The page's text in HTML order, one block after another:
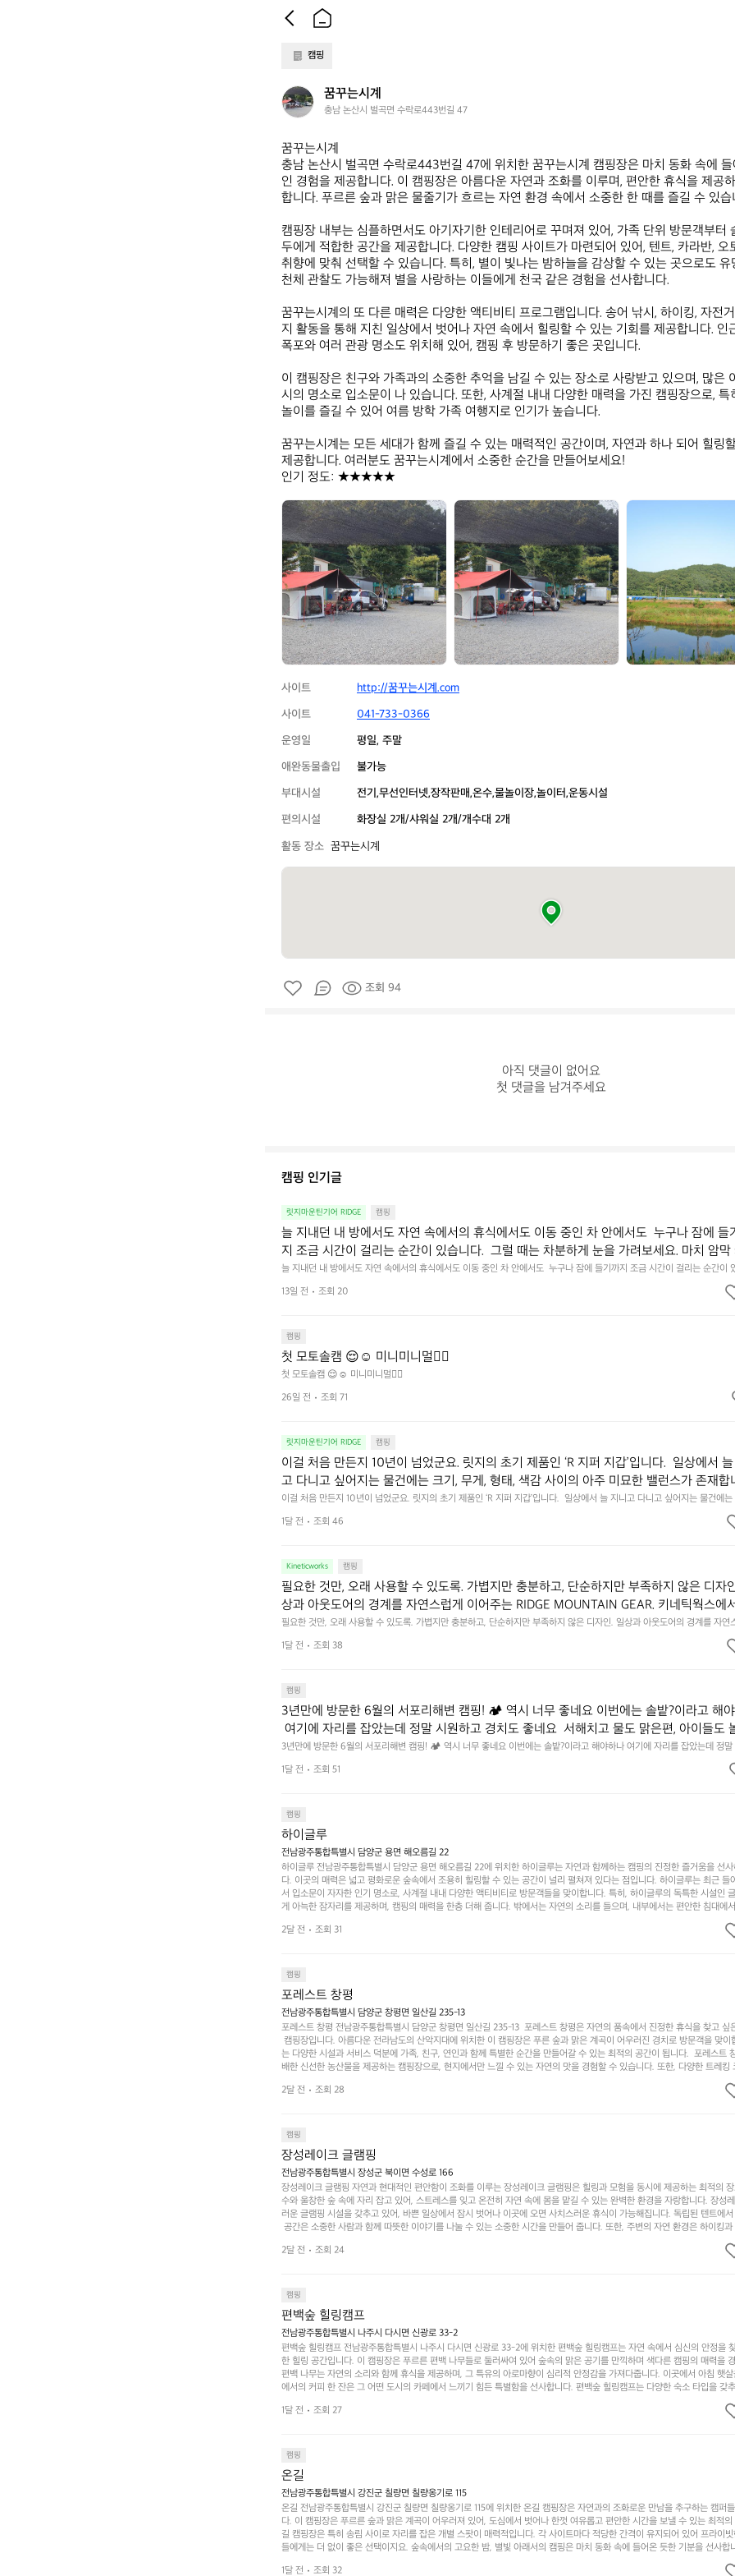
캠핑
꿈
꾸
시
계
꿈꾸는시계
충남 논산시 벌곡면 수락로443번길 47
꿈꾸는시계
충남 논산시 벌곡면 수락로443번길 47에 위치한 꿈꾸는시계 캠핑장은 마치 동화 속에
인 경험을 제공합니다. 이 캠핑장은 아름다운 자연과 조화를 이루며, 편안한 휴식을 제공
합니다. 푸르른 숲과 맑은 물줄기가 흐르는 자연 환경 속에서 소중한 한 때를 즐길 수 있
캠핑장 내부는 심플하면서도 아기자기한 인테리어로 꾸며져 있어, 가족 단위 방문객부터
두에게 적합한 공간을 제공합니다. 다양한 캠핑 사이트가 마련되어 있어, 텐트, 카라반, 오
취향에 맞춰 선택할 수 있습니다. 특히, 별이 빛나는 밤하늘을 감상할 수 있는 곳으로도
천체 관찰도 가능해져 별을 사랑하는 이들에게 천국 같은 경험을 선사합니다.
꿈꾸는시계의 또 다른 매력은 다양한 액티비티 프로그램입니다. 송어 낚시, 하이킹, 자전
지 활동을 통해 지친 일상에서 벗어나 자연 속에서 힐링할 수 있는 기회를 제공합니다. 인
폭포와 여러 관광 명소도 위치해 있어, 캠핑 후 방문하기 좋은 곳입니다.
이 캠핑장은 친구와 가족과의 소중한 추억을 남길 수 있는 장소로 사랑받고 있으며, 많은
시의 명소로 입소문이 나 있습니다. 또한, 사계절 내내 다양한 매력을 가진 캠핑장으로, 특
놀이를 즐길 수 있어 여름 방학 가족 여행지로 인기가 높습니다.
꿈꾸는시계는 모든 세대가 함께 즐길 수 있는 매력적인 공간이며, 자연과 하나 되어 힐링
제공합니다. 여러분도 꿈꾸는시계에서 소중한 순간을 만들어보세요!
인기 정도: ★★★★★
꿈
는
시
계
꿈
꾸
는
시
계
꿈
계
사이트
http://꿈꾸는시계.com
사이트
041-733-0366
운영일
평일, 주말
애완동물출입
불가능
부대시설
전기,무선인터넷,장작판매,온수,물놀이장,놀이터,운동시설
편의시설
화장실 2개/샤워실 2개/개수대 2개
활동 장소 꿈꾸는시계
조회 94
아직 댓글이 없어요
첫 댓글을 남겨주세요
캠핑 인기글
릿지마운틴기어 RIDGE 캠핑
늘 지내던 내 방에서도 자연 속에서의 휴식에서도 이동 중인 차 안에서도  누구나 잠에 들
지 조금 시간이 걸리는 순간이 있습니다.  그럴 때는 차분하게 눈을 가려보세요. 마치 암막
을 조용히 내리듯이.  Polartec® Wind Pro™의 온기가 눈가를 포근히 감싸줍니다.  차가운
를 차단하고, 얼굴에 밀착하여 빛을 막아줍니다.  이 슬립 웜을 쓰는 것만으로 그곳은 나만
늘 지내던 내 방에서도 자연 속에서의 휴식에서도 이동 중인 차 안에서도  누구나 잠에 들기까지 조금 시간이 걸리는 순간이
다.  그럴 때는 차분하게 눈을 가려보세요. 마치 암막 커튼을 조용히 내리듯이.  Polartec® Wind Pro™의 온기가 눈가를 포
줍니다.  차가운 공기를 차단하고, 얼굴에 밀착하여 빛을 막아줍니다.  이 슬립 웜을 쓰는 것만으로 그곳은 나만의 밤이 됩니
13일 전 조회 20
캠핑
첫 모토솔캠 😌☺️ 미니미니멀👌🏼
첫 모토솔캠 😌☺️ 미니미니멀👌🏼
26일 전
조회 71
릿지마운틴기어 RIDGE 캠핑
이걸 처음 만든지 10년이 넘었군요. 릿지의 초기 제품인 ‘R 지퍼 지갑’입니다.  일상에서
고 다니고 싶어지는 물건에는 크기, 무게, 형태, 색감 사이의 아주 미묘한 밸런스가 존재합
예를 들자면 일에 집중하느라 책상 위 가장자리에 대충 걸쳐 놓아도 시야에 걸리적거리
것. R 지퍼 지갑은 바로 그 위화감 없는 균형감에서 출발했습니다.  그중에서도 슬림함에
이걸 처음 만든지 10년이 넘었군요. 릿지의 초기 제품인 ‘R 지퍼 지갑’입니다.  일상에서 늘 지니고 다니고 싶어지는 물건에
무게, 형태, 색감 사이의 아주 미묘한 밸런스가 존재합니다.  예를 들자면 일에 집중하느라 책상 위 가장자리에 대충 걸쳐 놓
야에 걸리적거리지 않는 것. R 지퍼 지갑은 바로 그 위화감 없는 균형감에서 출발했습니다.  그중에서도 슬림함에 철저히 집
1달 전 조회 46
Kineticworks 캠핑
필요한 것만, 오래 사용할 수 있도록. 가볍지만 충분하고, 단순하지만 부족하지 않은 디자
상과 아웃도어의 경계를 자연스럽게 이어주는 RIDGE MOUNTAIN GEAR. 키네틱웍스에
나보세요.
필요한 것만, 오래 사용할 수 있도록. 가볍지만 충분하고, 단순하지만 부족하지 않은 디자인. 일상과 아웃도어의 경계를 자연
1달 전
조회 38
캠핑
3년만에 방문한 6월의 서포리해변 캠핑! 🏕 역시 너무 좋네요 이번에는 솔밭?이라고 해
여기에 자리를 잡았는데 정말 시원하고 경치도 좋네요  서해치고 물도 맑은편, 아이들도
좋고 1박 2일은 넘 짧게 느껴지네요  .1박 1동 1만원 (수금은 7시쯤, 동네에서 관리) .수금
음식물.쓰레기봉투를 1개씩 나누어줌 .솔밭에 바로 화장실있음 .5분거리 cu .2분거리 음
3년만에 방문한 6월의 서포리해변 캠핑! 🏕 역시 너무 좋네요 이번에는 솔밭?이라고 해야하나 여기에 자리를 잡았는데 정말
고 경치도 좋네요  서해치고 물도 맑은편, 아이들도 놀기 좋고 1박 2일은 넘 짧게 느껴지네요  .1박 1동 1만원 (수금은 7시쯤,
관리) .수금하면서 음식물.쓰레기봉투를 1개씩 나누어줌 .솔밭에 바로 화장실있음 .5분거리 cu .2분거리 음식점  항구에서부
1달 전 조회 51
캠핑
하이글루
전남광주통합특별시 담양군 용면 해오름길 22
하이글루 전남광주통합특별시 담양군 용면 해오름길 22에 위치한 하이글루는 자연과 함께하는 캠핑의 진정한 즐거움을 선
다. 이곳의 매력은 넓고 평화로운 숲속에서 조용히 힐링할 수 있는 공간이 널리 펼쳐져 있다는 점입니다. 하이글루는 최근 들
서 입소문이 자자한 인기 명소로, 사계절 내내 다양한 액티비티로 방문객들을 맞이합니다. 특히, 하이글루의 독특한 시설인
게 아늑한 잠자리를 제공하며, 캠핑의 매력을 한층 더해 줍니다. 밖에서는 자연의 소리를 들으며, 내부에서는 편안한 침대에
있는 완벽한 조화가 이루어집니다. 이곳의 장점은 또 다른 캠핑의 매력인 바베큐 파티를 즐길 수 있는 공간이 마련되어 있어
은 시간을 보낼 수 있다는 것입니다. 또한, 하이글루 인근에는 다양한 트레킹 코스와 자전거 도로가 있어 아웃도어 활동을 좋
나누는 이야기들은 여러분의 캠핑 여행을 더욱 특별하게 만들어 줄 것입니다.  인기 정도: ★★★★★
2달 전 조회 31
캠핑
포레스트 창평
전남광주통합특별시 담양군 창평면 일산길 235-13
포레스트 창평 전남광주통합특별시 담양군 창평면 일산길 235-13  포레스트 창평은 자연의 품속에서 진정한 휴식을 찾고 싶
캠핑장입니다. 아름다운 전라남도의 산악지대에 위치한 이 캠핑장은 푸른 숲과 맑은 계곡이 어우러진 경치로 방문객을 맞이
는 다양한 시설과 서비스 덕분에 가족, 친구, 연인과 함께 특별한 순간을 만들어갈 수 있는 최적의 공간이 됩니다.  포레스트
배한 신선한 농산물을 제공하는 캠핑장으로, 현지에서만 느낄 수 있는 자연의 맛을 경험할 수 있습니다. 또한, 다양한 트레킹
캠퍼들이 탐험과 모험의 짜릿함을 누릴 수 있도록 만들어졌습니다. 저녁에는 별빛 아래에서 바베큐 파티를 즐기거나, 잔잔
은 숙면을 취할 수 있는 기회를 제공합니다.  이곳은 자연과의 완벽한 조화를 이루며, 다채로운 야외 활동을 제공합니다. 특
순한 캠핑 그 이상을 제공하며, 자연을 사랑하는 모든 이들에게 꼭 한번 경험해봐야 할 장소로 자리잡았습니다.  인기 정
2달 전 조회 28
캠핑
장성레이크 글램핑
전남광주통합특별시 장성군 북이면 수성로 166
장성레이크 글램핑 자연과 현대적인 편안함이 조화를 이루는 장성레이크 글램핑은 힐링과 모험을 동시에 제공하는 최적의
수와 울창한 숲 속에 자리 잡고 있어, 스트레스를 잊고 온전히 자연 속에 몸을 맡길 수 있는 완벽한 환경을 자랑합니다. 장성
러운 글램핑 시설을 갖추고 있어, 바쁜 일상에서 잠시 벗어나 이곳에 오면 사치스러운 휴식이 가능해집니다. 독립된 텐트에
공간은 소중한 사람과 함께 따뜻한 이야기를 나눌 수 있는 소중한 시간을 만들어 줍니다. 또한, 주변의 자연 환경은 하이킹
액티비티를 즐기기에 그야말로 완벽한 조건을 갖추고 있습니다. 이곳에서의 캠핑은 단순한 숙박이 아닌, 가족과 친구들과
하는 시간이 될 것입니다. 특히 식사를 좋아하는 분들에게는 매주 특별한 바비큐 파티와 지역에서 나는 신선한 재료로 만든
사람들과 함께하세요. 당신의 대자연 속 힐링을 기다리는 장성레이크 글램핑은 언젠가 반드시 방문해봐야 할 명소로 자리매
도: ★★★★★
2달 전 조회 24
캠핑
편백숲 힐링캠프
전남광주통합특별시 나주시 다시면 신광로 33-2
편백숲 힐링캠프 전남광주통합특별시 나주시 다시면 신광로 33-2에 위치한 편백숲 힐링캠프는 자연 속에서 심신의 안정을
한 힐링 공간입니다. 이 캠핑장은 푸르른 편백 나무들로 둘러싸여 있어 숲속의 맑은 공기를 만끽하며 색다른 캠핑의 매력을
편백 나무는 자연의 소리와 함께 휴식을 제공하며, 그 특유의 아로마향이 심리적 안정감을 가져다줍니다. 이곳에서 아침 햇
에서의 커피 한 잔은 그 어떤 도시의 카페에서 느끼기 힘든 특별함을 선사합니다. 편백숲 힐링캠프는 다양한 숙소 타입을 갖
론 친구나 연인과 함께 더욱 기억에 남는 특별한 시간을 보낼 수 있습니다. 주변에는 자전거 도로와 하이킹 트레일이 있어 액
기회도 많은데, 자전거를 타거나 숲속을 거닐며 다양한 생태계를 체험해보는 것도 일상의 스트레스를 잊게 해줍니다. 또한,
조화 속에서 힐링할 수 있는 편백숲 힐링캠프는 현대인의 바쁜 일상에서 벗어나 소중한 시간을 가지고 싶은 분들에게 특히
나주로 떠나 여유로움과 행복이 가득한 캠핑을 경험해보세요! 인기 정도: ★★★★☆
1달 전 조회 27
캠핑
온길
전남광주통합특별시 강진군 칠량면 칠량옹기로 115
온길 전남광주통합특별시 강진군 칠량면 칠량옹기로 115에 위치한 온길 캠핑장은 자연과의 조화로운 만남을 추구하는 캠퍼
다. 이 캠핑장은 푸르른 숲과 맑은 계곡이 어우러져 있어, 도심에서 벗어나 한껏 여유롭고 편안한 시간을 보낼 수 있는 최적
길 캠핑장은 특히 송림 사이로 자리를 잡은 개별 스팟이 매력적입니다. 각 사이트마다 적당한 간격이 유지되어 있어 프라이
들에게는 더 없이 좋은 선택이지요. 숲속에서의 고요한 밤, 별빛 아래서의 캠핑은 마치 동화 속에 들어온 듯한 기분을 선사합
야외 활동도 가능해 가족과 친구들이 함께 즐기기에 적합합니다. 하이킹, 자전거 타기, 그리고 근처의 계곡에서는 수영과 낚
1달 전 조회 32